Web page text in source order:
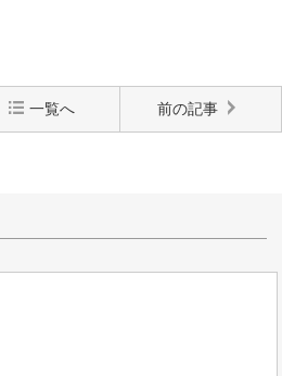
一覧へ 前の記事